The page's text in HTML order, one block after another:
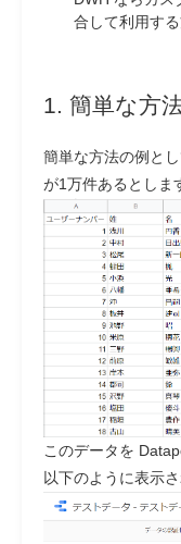
合して利用する
1. 簡単な方
簡単な方法の例と
が1万件あるとしま
このデータを
以下のように表示さ